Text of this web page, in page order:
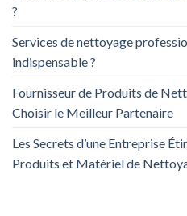
?
Services de nettoyage
indispensable ?
Fournisseur de Produits de
Choisir le Meilleur Partenaire
Les Secrets d’une Entreprise
Produits et Matériel de